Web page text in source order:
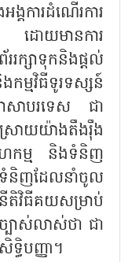
ការ​ដំណើរការ
ដោយ​មាន​ការ
ក្សាទុកនិងផ្តល់
កម្មវិធីទូរទស្សន៍
សាបរទេស ជា
ាយយ៉ាងតឹងរ៉ឹង
ហកម្ម និងទំនិញ
ទំនិញដែលនាំចូ​ល
តិវិធីគយសម្រាប់
ាស់លាស់ថា ជា​
ធិបញ្ញា។